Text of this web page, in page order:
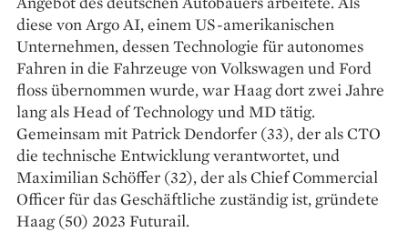
diese von Argo AI, einem US-amerikanischen
Unternehmen, dessen Technologie für autonomes
Fahren in die Fahrzeuge von Volkswagen und Ford
floss übernommen wurde, war Haag dort zwei Jahre
lang als Head of Technology und MD ­tätig.
Gemeinsam mit Patrick Dendorfer (33), der als CTO
die technische Entwicklung verantwortet, und
Maximilian Schöffer (32), der als Chief Commercial
Officer für das Geschäftliche zuständig ist, gründete
Haag (50) 2023 Futurail.